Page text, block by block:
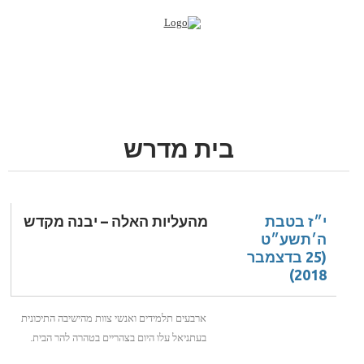
בית מדרש
בטבת
(25 בדצמבר
מהעליות האלה – יבנה מקדש
ארבעים תלמידים ואנשי צוות מהישיבה התיכונית
בעתניאל עלו היום בצהריים בטהרה להר הבית.